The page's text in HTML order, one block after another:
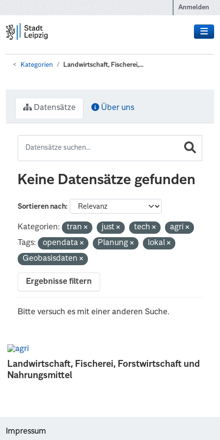
Anmelden
Kategorien Landwirtschaft, Fischerei,...
Landwirtschaft, Fischerei, Forstwirtschaft und
Nahrungsmittel
Datensätze Über uns
Keine Datensätze gefunden
Sortieren nach
Kategorien: tran just tech
agri
Tags:
opendata Planung
lokal
Geobasisdaten
Ergebnisse filtern
Bitte versuch es mit einer anderen Suche.
Impressum